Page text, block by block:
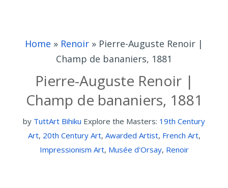
Home » Renoir » Pierre-Auguste Renoir |
Champ de bananiers, 1881
Pierre-Auguste Renoir |
Champ de bananiers, 1881
by TuttArt Bihiku Explore the Masters: 19th Century
Art, 20th Century Art, Awarded Artist, French Art,
Impressionism Art, Musée d'Orsay, Renoir